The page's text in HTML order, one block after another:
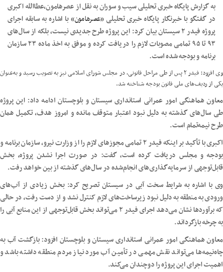
به گزارش پایگاه خبری تحلیلی سیب و سوران به نقل از عصرهامون،عطاالله اکبری
در گفتگو با خبرنگار پایگاه خبری تحلیلی «عصرهامون» با اشاره به سابقه اجرای
پروژه فیدر ۲ سیستان بیان کرد: این پروژه طرح جدیدی نیست، بلکه از سال‌های
۹۳ تا ۹۵ تمامی مصوبات لازم را دریافت کرده و موفق به اخذ ماده ۲۳ سازمان
برنامه و بودجه شده است.
وی افزود: فیدر ۲ پس از طی مراحل قانونی، در مجلس شورای اسلامی نیز به تصویب رسید و به‌عنوان
یکی از ردیف‌های ملی قانون بودجه شناخته شد.
معاون هماهنگی امور عمرانی استانداری سیستان و بلوچستان ادامه داد: این پروژه
طی سال‌های گذشته به دلیل نبود اعتبار متوقف مانده و امروز هدف، تکمیل همان
طرح نیمه‌تمام است.
اکبری با تأکید بر اینکه فیدر ۲ تمامی مجوزهای لازم را از وزارت نیرو، سازمان برنامه و
بودجه و مجلس دریافت کرده است، گفت: در صورت اجرا نشدن پروژه، بخش
قابل‌توجهی از سرمایه‌گذاری‌های انجام‌شده در سال‌های گذشته از بین خواهد رفت.
وی با اشاره به شرایط سخت آبی در سیستان تصریح کرد: بخش زیادی از آب‌های
ورودی به منطقه به دلیل نبود زیرساخت‌های لازم کنترل نشد و از دست رفت، در حالی
که برآوردها نشان می‌دهد اجرای فیدر ۲ می‌تواند بخش قابل‌توجهی از این منابع آبی را
به چرخه بازگرداند.
معاون هماهنگی امور عمرانی استانداری سیستان و بلوچستان افزود: بازگشت آب به
چاه‌نیمه‌ها می‌تواند نقش مهمی در تأمین آب مورد نیاز مردم منطقه داشته باشد و
اهمیت اجرای این پروژه را دوچندان می‌کند.